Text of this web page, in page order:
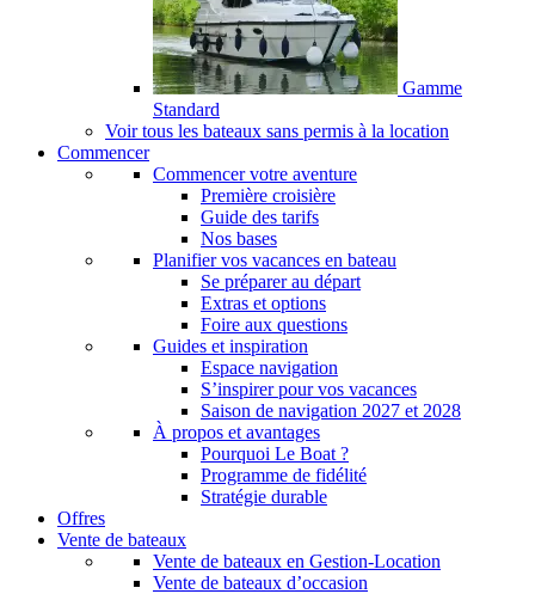
Gamme
Standard
Voir tous les bateaux sans permis à la location
Commencer
Commencer votre aventure
Première croisière
Guide des tarifs
Nos bases
Planifier vos vacances en bateau
Se préparer au départ
Extras et options
Foire aux questions
Guides et inspiration
Espace navigation
S’inspirer pour vos vacances
Saison de navigation 2027 et 2028
À propos et avantages
Pourquoi Le Boat ?
Programme de fidélité
Stratégie durable
Offres
Vente de bateaux
Vente de bateaux en Gestion-Location
Vente de bateaux d’occasion